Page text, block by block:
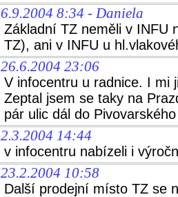
6.9.2004 8:34 - Daniela
Základní TZ neměli v INFU
TZ), ani v INFU u
26.6.2004 23:06
V infocentru u radnice. I mi
Zeptal jsem se taky na
pár ulic dál do
2.3.2004 14:44
v infocentru nabízeli i
23.2.2004 10:58
Další prodejní místo TZ se